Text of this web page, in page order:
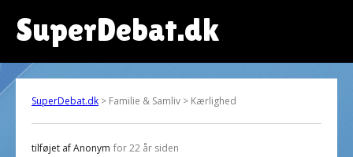
SuperDebat.dk
SuperDebat.dk > Familie & Samliv > Kærlighed
tilføjet afAnonym for 22 år siden